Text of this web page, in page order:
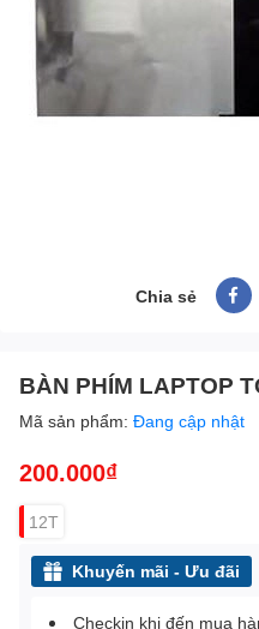
Chia sẻ
BÀN PHÍM LAPTOP
Mã sản phẩm: Đang cập nhật
200.000₫
12T
Khuyến mãi - Ưu đãi
Checkin khi đến mua